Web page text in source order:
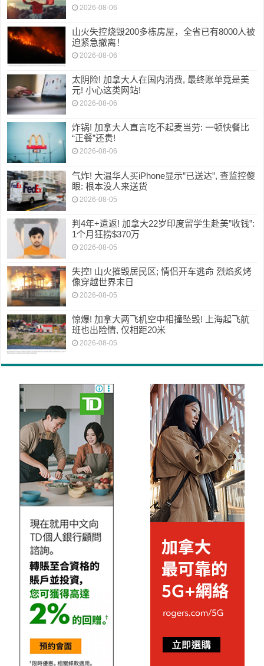
2026-08-06
山火失控烧毁200多栋房屋，全省已有8000人被
迫紧急撤离！
2026-08-06
太阴险! 加拿大人在国内消费, 最终账单竟是美
元! 小心这类网站!
2026-08-06
炸锅! 加拿大人直言吃不起麦当劳: 一顿快餐比
“正餐”还贵!
2026-08-06
气炸! 大温华人买iPhone显示”已送达”, 查监控傻
眼: 根本没人来送货
2026-08-05
判4年+遣返! 加拿大22岁印度留学生赴美”收钱”:
1个月狂捞$370万
2026-08-05
失控! 山火摧毁居民区; 情侣开车逃命 烈焰炙烤
像穿越世界末日
2026-08-05
惊爆! 加拿大两飞机空中相撞坠毁! 上海起飞航
班也出险情, 仅相距20米
2026-08-05